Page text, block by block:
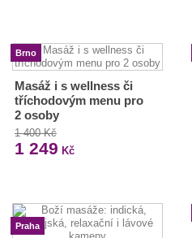
Brno
Masáž i s wellness či
tříchodovým menu pro
2 osoby
1 400 Kč
1 249 Kč
Praha